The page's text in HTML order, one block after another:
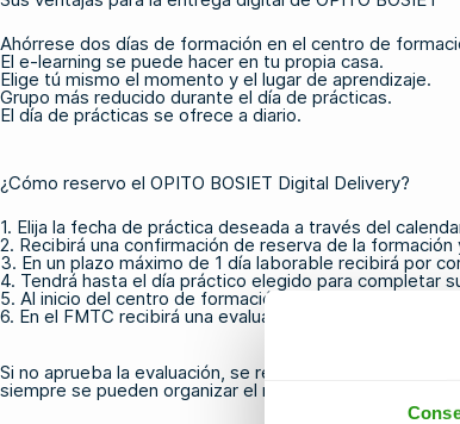
Ahórrese dos días de formación en el centro de
El e-learning se puede hacer en tu propia casa.
Elige tú mismo el momento y el lugar de aprendizaje.
Grupo más reducido durante el día de prácticas.
El día de prácticas se ofrece a diario.
¿Cómo reservo el OPITO BOSIET Digital Delivery?
1. Elija la fecha de práctica deseada a través del
2. Recibirá una confirmación de reserva de la
3. En un plazo máximo de 1 día laborable recibirá por
4. Tendrá hasta el día práctico elegido para completar
5. Al inicio del centro de formación, se comprueba si el
6. En el FMTC recibirá una evaluación para la sesión
Si no aprueba la evaluación, se realizará una
siempre se pueden organizar el mismo día.